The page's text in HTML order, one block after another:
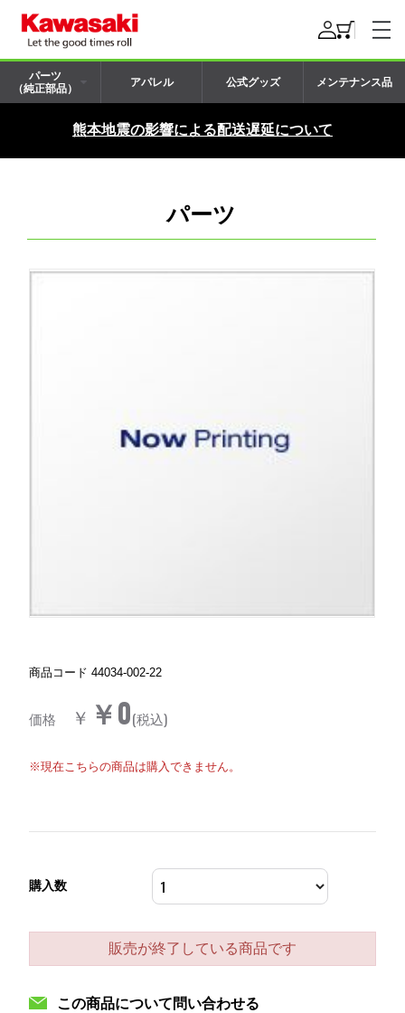
パーツ
（純正部品）
アパレル 公式グッズ メンテナンス品
熊本地震の影響による配送遅延について
パーツ
商品コード 44034-002-22
価格 ￥ ￥0(税込)
※現在こちらの商品は購入できません。
購入数
販売が終了している商品です
この商品について問い合わせる